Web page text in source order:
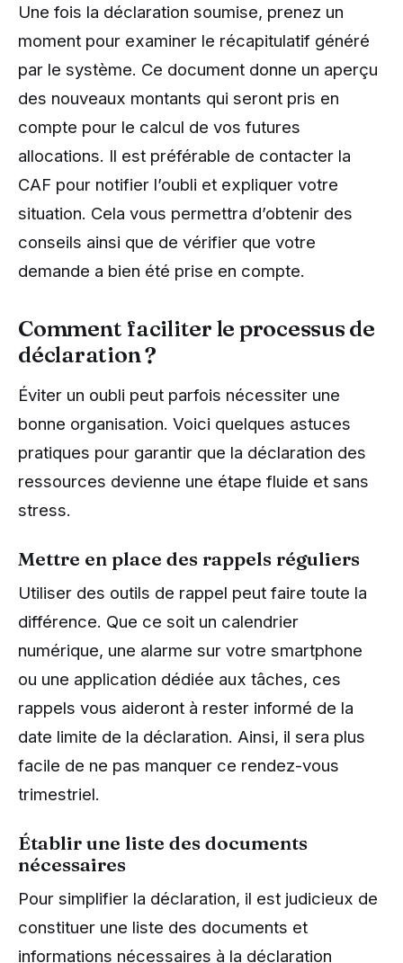
Une fois la déclaration soumise, prenez un
moment pour examiner le récapitulatif généré
par le système. Ce document donne un aperçu
des nouveaux montants qui seront pris en
compte pour le calcul de vos futures
allocations. Il est préférable de contacter la
CAF pour notifier l’oubli et expliquer votre
situation. Cela vous permettra d’obtenir des
conseils ainsi que de vérifier que votre
demande a bien été prise en compte.
Comment faciliter le processus de
déclaration ?
Éviter un oubli peut parfois nécessiter une
bonne organisation. Voici quelques astuces
pratiques pour garantir que la déclaration des
ressources devienne une étape fluide et sans
stress.
Mettre en place des rappels réguliers
Utiliser des outils de rappel peut faire toute la
différence. Que ce soit un calendrier
numérique, une alarme sur votre smartphone
ou une application dédiée aux tâches, ces
rappels vous aideront à rester informé de la
date limite de la déclaration. Ainsi, il sera plus
facile de ne pas manquer ce rendez-vous
trimestriel.
Établir une liste des documents
nécessaires
Pour simplifier la déclaration, il est judicieux de
constituer une liste des documents et
informations nécessaires à la déclaration